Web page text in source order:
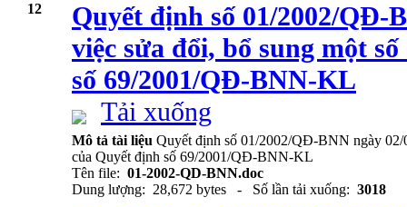
12
Quyết định số 01/2002/QĐ-
việc sửa đổi, bổ sung một
số 69/2001/QĐ-BNN-KL
Tải xuống
Mô tả tài liệu Quyết định số 01/2002/QĐ-BNN ngày 02/
của Quyết định số 69/2001/QĐ-BNN-KL
Tên file: 01-2002-QD-BNN.doc
Dung lượng: 28,672 bytes - Số lần tải xuống: 3018